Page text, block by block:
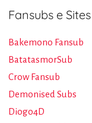
Fansubs e
Bakemono Fansub
BatatasmorSub
Crow Fansub
Demonised Subs
Diogo4D